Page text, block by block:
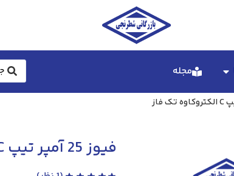
مجله
فیوز 25 آمپر تیپ C الکتروکاوه تک فاز